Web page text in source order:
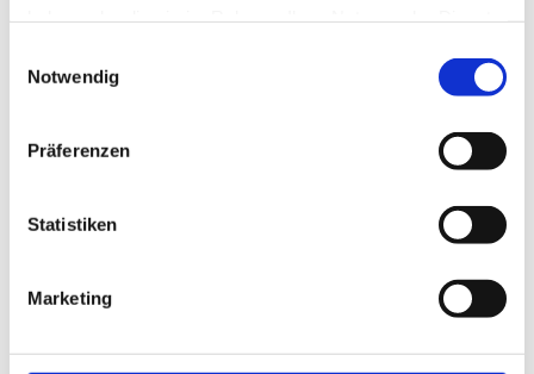
Notwendig
Präferenzen
Statistiken
Marketing
Hör zu, mach mit: Die ersten drei
© Adobe Stock /